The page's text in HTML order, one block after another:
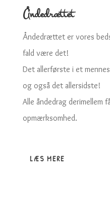
Åndedrættet
Åndedrættet er vores
fald være det!
Det allerførste i et
og også det allersidste!
Alle åndedrag
opmærksomhed.
LÆS MERE